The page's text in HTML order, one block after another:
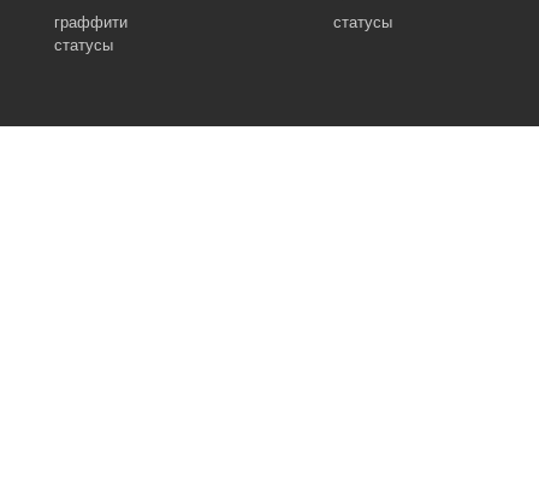
граффити
статусы
статусы